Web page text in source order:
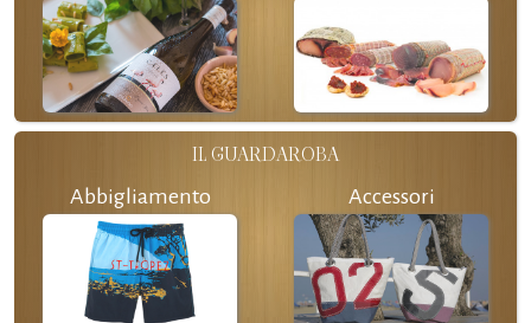
IL GUARDAROBA
Abbigliamento Accessori